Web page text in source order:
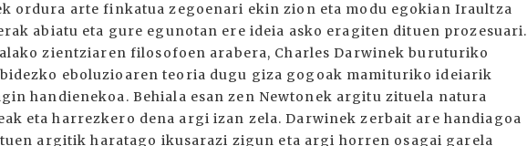
ordura arte finkatua zegoenari ekin zion eta modu egokian Iraultza
abiatu eta gure egunotan ere ideia asko eragiten dituen prozesuari.
zientziaren filosofoen arabera, Charles Darwinek buruturiko
eboluzioaren teoria dugu giza gogoak mamituriko ideiarik
handienekoa. Behiala esan zen Newtonek argitu zituela natura
eta harrezkero dena argi izan zela. Darwinek zerbait are handiagoa
argitik haratago ikusarazi zigun eta argi horren osagai garela